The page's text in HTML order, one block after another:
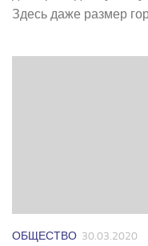
Здесь даже размер
ОБЩЕСТВО 30.03.2020